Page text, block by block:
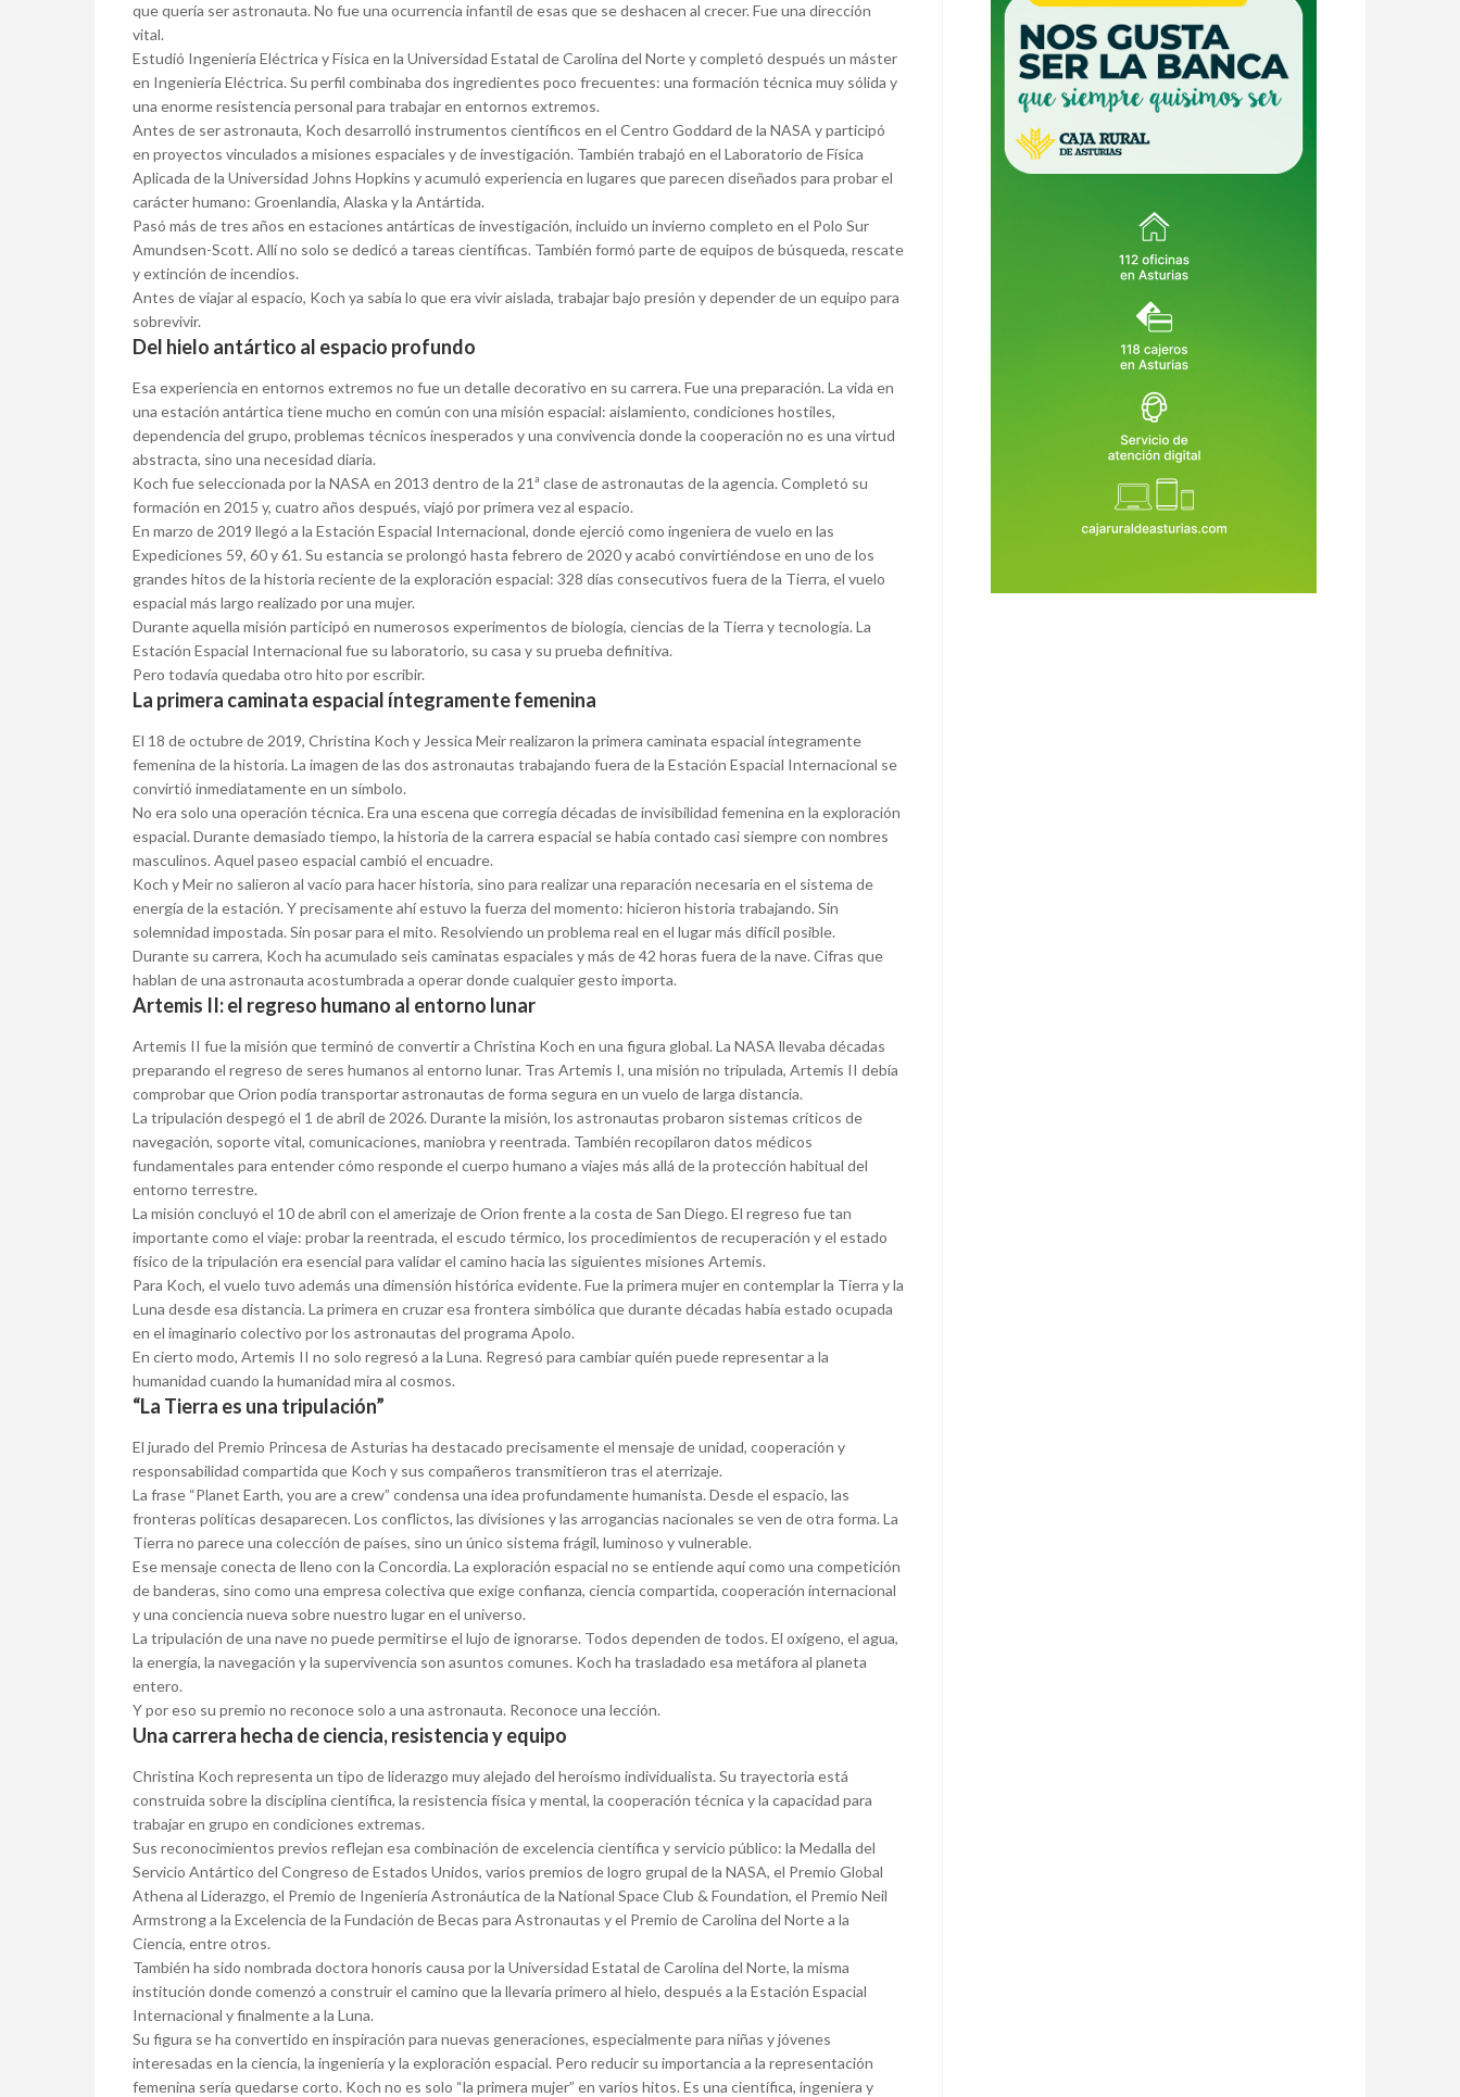
que quería ser astronauta. No fue una ocurrencia infantil de esas que se deshacen al crecer. Fue una dirección
vital.
Estudió Ingeniería Eléctrica y Física en la Universidad Estatal de Carolina del Norte y completó después un máster
en Ingeniería Eléctrica. Su perfil combinaba dos ingredientes poco frecuentes: una formación técnica muy sólida y
una enorme resistencia personal para trabajar en entornos extremos.
Antes de ser astronauta, Koch desarrolló instrumentos científicos en el Centro Goddard de la NASA y participó
en proyectos vinculados a misiones espaciales y de investigación. También trabajó en el Laboratorio de Física
Aplicada de la Universidad Johns Hopkins y acumuló experiencia en lugares que parecen diseñados para probar el
carácter humano: Groenlandia, Alaska y la Antártida.
Pasó más de tres años en estaciones antárticas de investigación, incluido un invierno completo en el Polo Sur
Amundsen-Scott. Allí no solo se dedicó a tareas científicas. También formó parte de equipos de búsqueda, rescate
y extinción de incendios.
Antes de viajar al espacio, Koch ya sabía lo que era vivir aislada, trabajar bajo presión y depender de un equipo para
sobrevivir.
Del hielo antártico al espacio profundo
Esa experiencia en entornos extremos no fue un detalle decorativo en su carrera. Fue una preparación. La vida en
una estación antártica tiene mucho en común con una misión espacial: aislamiento, condiciones hostiles,
dependencia del grupo, problemas técnicos inesperados y una convivencia donde la cooperación no es una virtud
abstracta, sino una necesidad diaria.
Koch fue seleccionada por la NASA en 2013 dentro de la 21ª clase de astronautas de la agencia. Completó su
formación en 2015 y, cuatro años después, viajó por primera vez al espacio.
En marzo de 2019 llegó a la Estación Espacial Internacional, donde ejerció como ingeniera de vuelo en las
Expediciones 59, 60 y 61. Su estancia se prolongó hasta febrero de 2020 y acabó convirtiéndose en uno de los
grandes hitos de la historia reciente de la exploración espacial: 328 días consecutivos fuera de la Tierra, el vuelo
espacial más largo realizado por una mujer.
Durante aquella misión participó en numerosos experimentos de biología, ciencias de la Tierra y tecnología. La
Estación Espacial Internacional fue su laboratorio, su casa y su prueba definitiva.
Pero todavía quedaba otro hito por escribir.
La primera caminata espacial íntegramente femenina
El 18 de octubre de 2019, Christina Koch y Jessica Meir realizaron la primera caminata espacial íntegramente
femenina de la historia. La imagen de las dos astronautas trabajando fuera de la Estación Espacial Internacional se
convirtió inmediatamente en un símbolo.
No era solo una operación técnica. Era una escena que corregía décadas de invisibilidad femenina en la exploración
espacial. Durante demasiado tiempo, la historia de la carrera espacial se había contado casi siempre con nombres
masculinos. Aquel paseo espacial cambió el encuadre.
Koch y Meir no salieron al vacío para hacer historia, sino para realizar una reparación necesaria en el sistema de
energía de la estación. Y precisamente ahí estuvo la fuerza del momento: hicieron historia trabajando. Sin
solemnidad impostada. Sin posar para el mito. Resolviendo un problema real en el lugar más difícil posible.
Durante su carrera, Koch ha acumulado seis caminatas espaciales y más de 42 horas fuera de la nave. Cifras que
hablan de una astronauta acostumbrada a operar donde cualquier gesto importa.
Artemis II: el regreso humano al entorno lunar
Artemis II fue la misión que terminó de convertir a Christina Koch en una figura global. La NASA llevaba décadas
preparando el regreso de seres humanos al entorno lunar. Tras Artemis I, una misión no tripulada, Artemis II debía
comprobar que Orion podía transportar astronautas de forma segura en un vuelo de larga distancia.
La tripulación despegó el 1 de abril de 2026. Durante la misión, los astronautas probaron sistemas críticos de
navegación, soporte vital, comunicaciones, maniobra y reentrada. También recopilaron datos médicos
fundamentales para entender cómo responde el cuerpo humano a viajes más allá de la protección habitual del
entorno terrestre.
La misión concluyó el 10 de abril con el amerizaje de Orion frente a la costa de San Diego. El regreso fue tan
importante como el viaje: probar la reentrada, el escudo térmico, los procedimientos de recuperación y el estado
físico de la tripulación era esencial para validar el camino hacia las siguientes misiones Artemis.
Para Koch, el vuelo tuvo además una dimensión histórica evidente. Fue la primera mujer en contemplar la Tierra y la
Luna desde esa distancia. La primera en cruzar esa frontera simbólica que durante décadas había estado ocupada
en el imaginario colectivo por los astronautas del programa Apolo.
En cierto modo, Artemis II no solo regresó a la Luna. Regresó para cambiar quién puede representar a la
humanidad cuando la humanidad mira al cosmos.
“La Tierra es una tripulación”
El jurado del Premio Princesa de Asturias ha destacado precisamente el mensaje de unidad, cooperación y
responsabilidad compartida que Koch y sus compañeros transmitieron tras el aterrizaje.
La frase “Planet Earth, you are a crew” condensa una idea profundamente humanista. Desde el espacio, las
fronteras políticas desaparecen. Los conflictos, las divisiones y las arrogancias nacionales se ven de otra forma. La
Tierra no parece una colección de países, sino un único sistema frágil, luminoso y vulnerable.
Ese mensaje conecta de lleno con la Concordia. La exploración espacial no se entiende aquí como una competición
de banderas, sino como una empresa colectiva que exige confianza, ciencia compartida, cooperación internacional
y una conciencia nueva sobre nuestro lugar en el universo.
La tripulación de una nave no puede permitirse el lujo de ignorarse. Todos dependen de todos. El oxígeno, el agua,
la energía, la navegación y la supervivencia son asuntos comunes. Koch ha trasladado esa metáfora al planeta
entero.
Y por eso su premio no reconoce solo a una astronauta. Reconoce una lección.
Una carrera hecha de ciencia, resistencia y equipo
Christina Koch representa un tipo de liderazgo muy alejado del heroísmo individualista. Su trayectoria está
construida sobre la disciplina científica, la resistencia física y mental, la cooperación técnica y la capacidad para
trabajar en grupo en condiciones extremas.
Sus reconocimientos previos reflejan esa combinación de excelencia científica y servicio público: la Medalla del
Servicio Antártico del Congreso de Estados Unidos, varios premios de logro grupal de la NASA, el Premio Global
Athena al Liderazgo, el Premio de Ingeniería Astronáutica de la National Space Club & Foundation, el Premio Neil
Armstrong a la Excelencia de la Fundación de Becas para Astronautas y el Premio de Carolina del Norte a la
Ciencia, entre otros.
También ha sido nombrada doctora honoris causa por la Universidad Estatal de Carolina del Norte, la misma
institución donde comenzó a construir el camino que la llevaría primero al hielo, después a la Estación Espacial
Internacional y finalmente a la Luna.
Su figura se ha convertido en inspiración para nuevas generaciones, especialmente para niñas y jóvenes
interesadas en la ciencia, la ingeniería y la exploración espacial. Pero reducir su importancia a la representación
femenina sería quedarse corto. Koch no es solo “la primera mujer” en varios hitos. Es una científica, ingeniera y